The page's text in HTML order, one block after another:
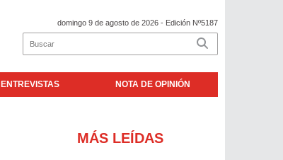
domingo 9 de agosto de 2026 - Edición Nº5187
ENTREVISTAS NOTA DE OPINIÓN
MÁS LEÍDAS